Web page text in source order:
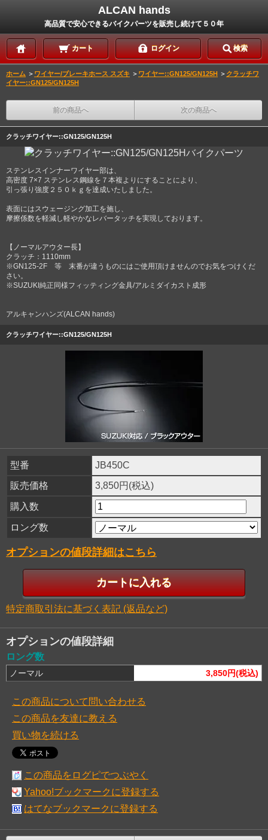
ALCAN hands
高品質で安心できるバイクパーツを販売し続けて５０年
カート ログイン 検索
ホーム ＞ ワイヤー/ブレーキホース スズキ ＞ ワイヤー::GN125/GN125H ＞ クラッチワ
イヤー::GN125/GN125H
前の商品へ 次の商品へ
クラッチワイヤー::GN125/GN125H
ステンレスインナーワイヤー部は、
高密度 7×7 ステンレス鋼線を７本複よりにすることにより、
引っ張り強度２５０ｋｇを達成いたしました。
表面にはスウェージング加工を施し、
摩擦係数を軽減し軽やかなレバータッチを実現しております。
【ノーマルアウター長】
クラッチ：1110mm
※GN125-2F 等 末番が違うものにはご使用頂けませんのでお気をつけくだ
さい。
※SUZUKI純正同様フィッティング金具/アルミダイカスト成形
アルキャンハンズ(ALCAN hands)
クラッチワイヤー::GN125/GN125H
型番
JB450C
販売価格
3,850円(税込)
購入数
ロング数
オプションの値段詳細はこちら
特定商取引法に基づく表記 (返品など)
オプションの値段詳細
ロング数
ノーマル 3,850円(税込)
この商品について問い合わせる
この商品を友達に教える
買い物を続ける
この商品をログピでつぶやく
Yahoo!ブックマークに登録する
はてなブックマークに登録する